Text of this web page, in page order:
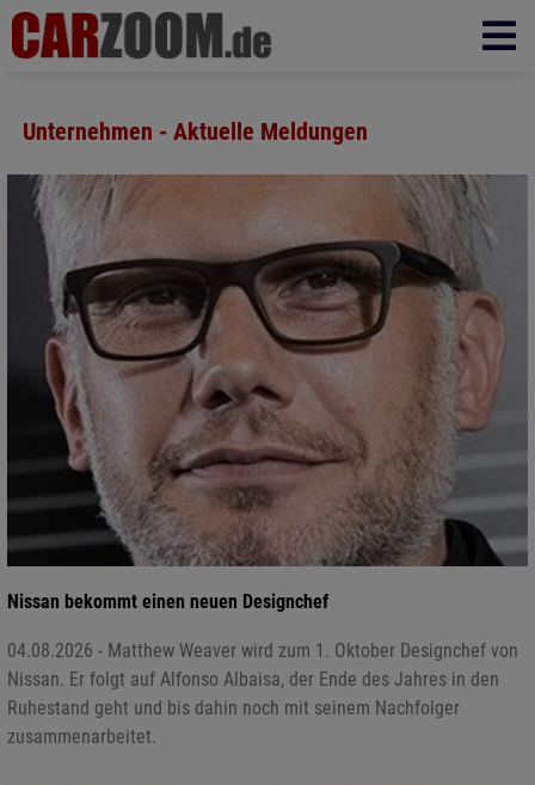
Unternehmen - Aktuelle Meldungen
Nissan bekommt einen neuen Designchef
04.08.2026 - Matthew Weaver wird zum 1. Oktober Designchef von
Nissan. Er folgt auf Alfonso Albaisa, der Ende des Jahres in den
Ruhestand geht und bis dahin noch mit seinem Nachfolger
zusammenarbeitet.